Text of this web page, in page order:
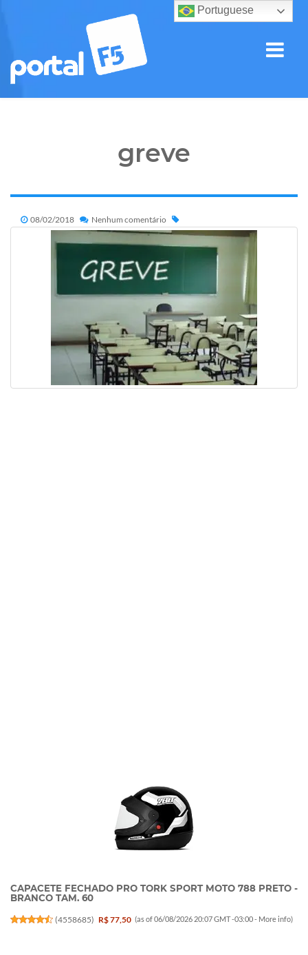
greve
08/02/2018 Nenhum comentário
CAPACETE FECHADO PRO TORK SPORT MOTO 788 PRETO -
BRANCO TAM. 60
(4558685) R$ 77,50 (as of 06/08/2026 20:07 GMT -03:00 - More info)
Portuguese